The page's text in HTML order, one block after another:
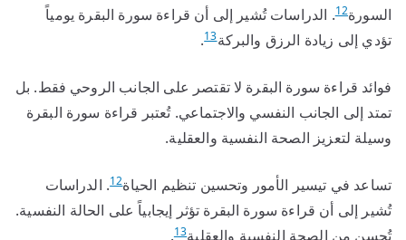
السورة12. الدراسات تُشير إلى أن قراءة سورة البقرة يومياً
تؤدي إلى زيادة الرزق والبركة13
.
فوائد قراءة سورة البقرة لا تقتصر على الجانب الروحي فقط. بل
تمتد إلى الجانب النفسي والاجتماعي. تُعتبر قراءة سورة البقرة
وسيلة لتعزيز الصحة النفسية والعقلية.
تساعد في تيسير الأمور وتحسين تنظيم الحياة12. الدراسات
تُشير إلى أن قراءة سورة البقرة تؤثر إيجابياً على الحالة النفسية.
تُحسن من الصحة النفسية والعقلية13
.